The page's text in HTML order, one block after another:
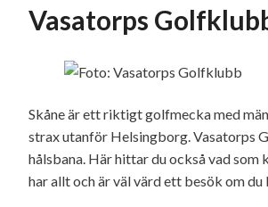
Vasatorps
Skåne är ett riktigt golfmecka med
strax utanför Helsingborg. Vasatorps
hålsbana. Här hittar du också vad som
har allt och är väl värd ett besök om